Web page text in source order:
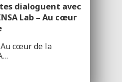
dialoguent avec
Lab – Au cœur
Au cœur de la